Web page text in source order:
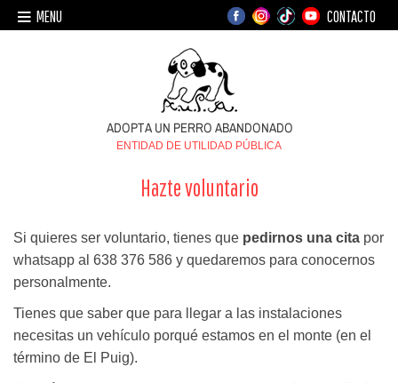
MENU CONTACTO
ENTIDAD DE UTILIDAD PÚBLICA
Hazte voluntario
Si quieres ser voluntario, tienes que pedirnos una cita por
whatsapp al 638 376 586 y quedaremos para conocernos
personalmente.
Tienes que saber que para llegar a las instalaciones
necesitas un vehículo porqué estamos en el monte (en el
término de El Puig).